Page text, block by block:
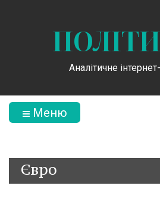
Аналітичне
Меню
Євро